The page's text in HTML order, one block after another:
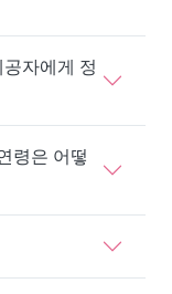
자에게 정
령은 어떻